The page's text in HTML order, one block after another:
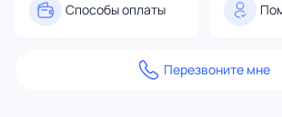
Способы оплаты
Перезвоните мне